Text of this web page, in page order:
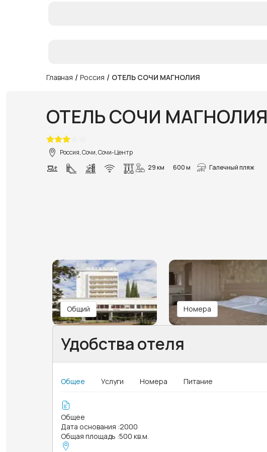
Главная / Россия / ОТЕЛЬ СОЧИ МАГНОЛИЯ
ОТЕЛЬ СОЧИ МАГНОЛИЯ
Россия, Сочи, Сочи-Центр
29 км
600 м Галечный пляж
Общий Номера
Удобства отеля
Общее Услуги Номера Питание
Общее
Дата основания :2000
Общая площадь :500 кв.м.